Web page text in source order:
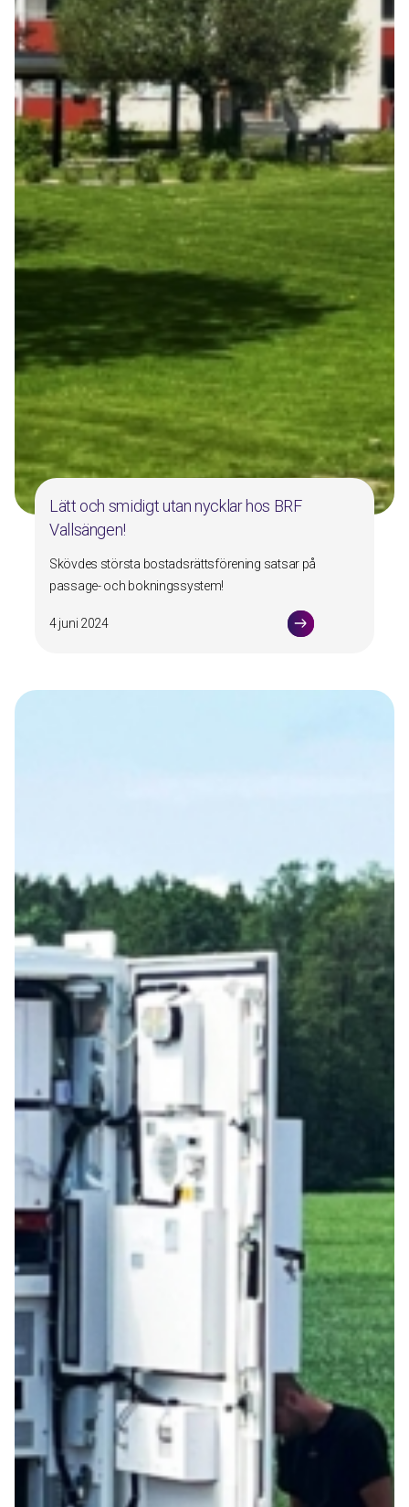
Lätt och smidigt utan nycklar hos BRF
Vallsängen!
Skövdes största bostadsrättsförening satsar på
passage- och bokningssystem!
4 juni 2024